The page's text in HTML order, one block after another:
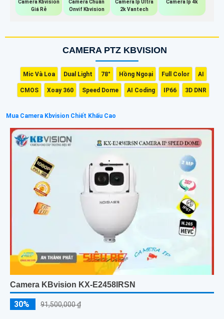
Camera Kbvision
Giá Rẻ
Camera Chuẩn
Onvif Kbvision
Camera Ip Ultra
2k Vantech
Camera Ip 4k
CAMERA PTZ KBVISION
Mic Và Loa Dual Light 78° Hồng Ngoại Full Color AI
CMOS Xoay 360 Speed Dome AI Coding IP66 3D DNR
Mua Camera Kbvision Chiết Khấu Cao
Camera KBvision KX-E2458IRSN
30% 91,500,000 ₫